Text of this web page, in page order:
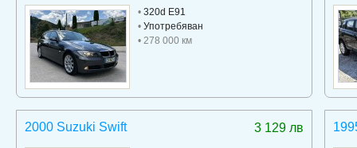
• 320d E91
• Употребяван
• 278 000 км
3 129 лв
2000 Suzuki Swift